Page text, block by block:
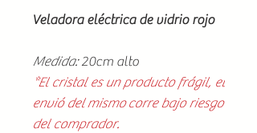
Veladora eléctrica de vidrio rojo
Medida:20cm alto
*El cristal es un producto frágil, el
envió del mismo corre bajo riesgo
del comprador.